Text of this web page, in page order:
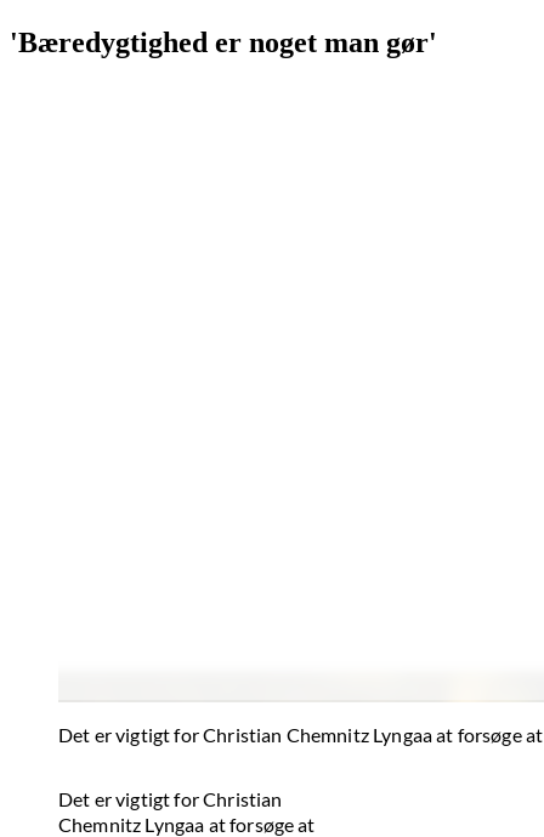
'Bæredygtighed er noget man gør'
Det er vigtigt for Christian Chemnitz Lyngaa at forsøge
Det er vigtigt for Christian
Chemnitz Lyngaa at forsøge at